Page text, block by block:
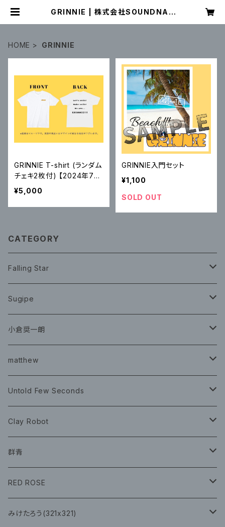
GRINNIE | 株式会社SOUNDNAU
HOME GRINNIE
GRINNIE T-shirt (ランダム
チェキ2枚付) 【2024年7月
発送分】
¥5,000
GRINNIE入門セット
¥1,100
SOLD OUT
CATEGORY
Falling Star
CD
グッズ
チェキ ブロマイド
イベント
ツアーグッズ
Sugipe
チケット
CD
グッズ
小倉奨一朗
イベント
グッズ
CD
matthew
Book
CD
Untold Few Seconds
グッズ
CD
Clay Robot
グッズ
CD
チェキ
群青
イベント
CD
RED ROSE
CD
みけたろう(321x321)